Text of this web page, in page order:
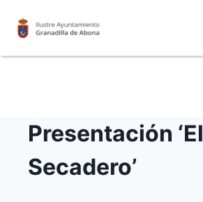
Presentación ‘El
Secadero’